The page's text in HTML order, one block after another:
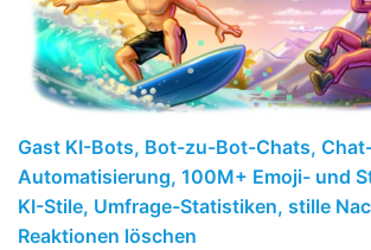
Gast KI-Bots, Bot-zu-Bot-Chats,
Automatisierung, 100M+ Emoji- und
KI-Stile, Umfrage-Statistiken, stille
Reaktionen löschen